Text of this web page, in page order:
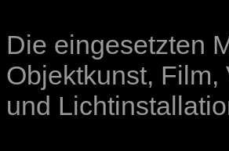
Die eingesetzten
Objektkunst,
und